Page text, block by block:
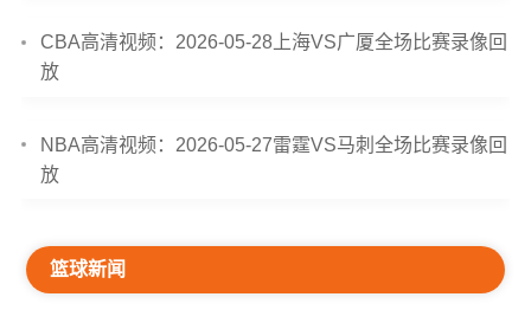
CBA高清视频：2026-05-28上海VS广厦全场比赛录像回
放
NBA高清视频：2026-05-27雷霆VS马刺全场比赛录像回
放
篮球新闻